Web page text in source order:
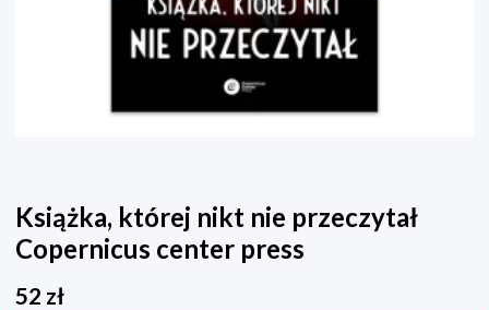
Książka, której nikt nie przeczytał
Copernicus center press
52 zł